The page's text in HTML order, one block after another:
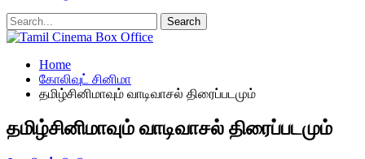
Home
கோலிவுட் சினிமா
தமிழ்சினிமாவும் வாடிவாசல் திரைப்படமும்
தமிழ்சினிமாவும் வாடிவாசல் திரைப்படமும்